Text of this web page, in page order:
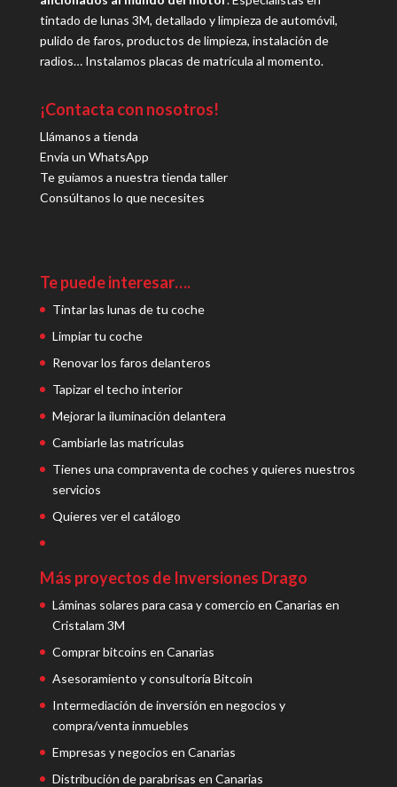
tintado de lunas 3M, detallado y limpieza de automóvil,
pulido de faros, productos de limpieza, instalación de
radios… Instalamos placas de matrícula al momento.
¡Contacta con nosotros!
Llámanos a tienda
Envía un WhatsApp
Te guiamos a nuestra tienda taller
Consúltanos lo que necesites
Te puede interesar….
Tintar las lunas de tu coche
Limpiar tu coche
Renovar los faros delanteros
Tapizar el techo interior
Mejorar la iluminación delantera
Cambiarle las matrículas
Tienes una compraventa de coches y quieres nuestros
servicios
Quieres ver el catálogo
Más proyectos de Inversiones Drago
Láminas solares para casa y comercio en Canarias en
Cristalam 3M
Comprar bitcoins en Canarias
Asesoramiento y consultoría Bitcoin
Intermediación de inversión en negocios y
compra/venta inmuebles
Empresas y negocios en Canarias
Distribución de parabrisas en Canarias